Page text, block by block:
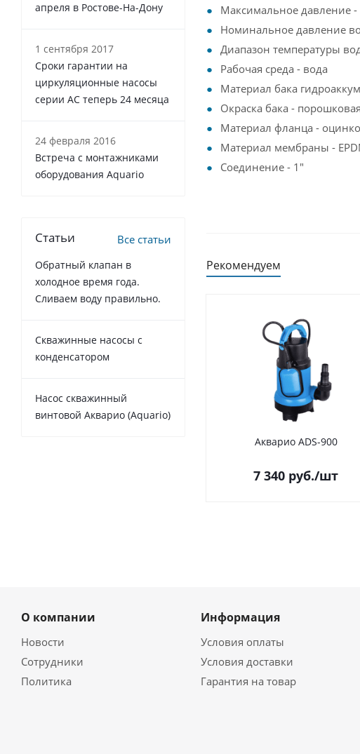
Максимальное давление
Номинальное давление
Диапазон температуры
Рабочая среда - вода
Материал бака
Окраска бака - порошковая
Материал фланца -
Материал мембраны -
Соединение - 1"
Рекомендуем
Акварио ADS-900
7 340 руб./шт
апреля в Ростове-На-Дону
1 сентября 2017
Сроки гарантии на
циркуляционные насосы
серии АС теперь 24 месяца
24 февраля 2016
Встреча с монтажниками
оборудования Aquario
Статьи Все статьи
Обратный клапан в
холодное время года.
Сливаем воду правильно.
Cкважинные насосы с
конденсатором
Насос скважинный
винтовой Акварио (Aquario)
О компании
Новости
Сотрудники
Политика
Информация
Условия оплаты
Условия доставки
Гарантия на товар